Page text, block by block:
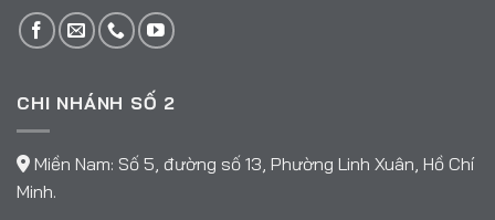
CHI NHÁNH SỐ 2
Miền Nam: Số 5, đường số 13, Phường Linh Xuân, Hồ Chí
Minh.